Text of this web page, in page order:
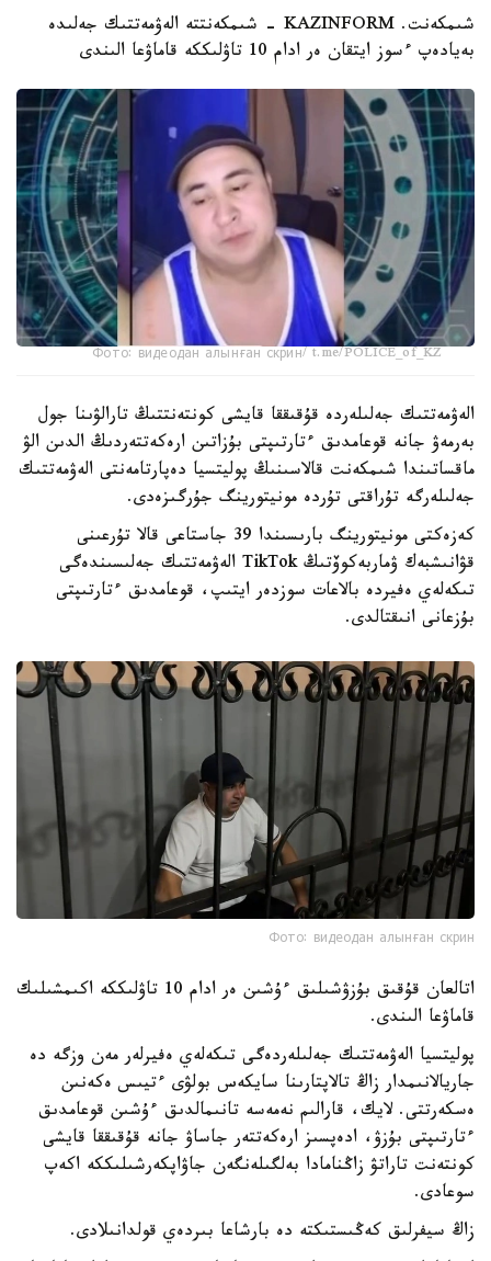
شىمكەنت. KAZINFORM - شىمكەنتتە الەۋمەتتىك جەلىدە
بەيادەپ ءسوز ايتقان ەر ادام 10 تاۋلىككە قاماۋعا الىندى
Фото: видеодан алынған скрин/ t.me/POLICE_of_KZ
الەۋمەتتىك جەلىلەردە قۇقىققا قايشى كونتەنتتىڭ تارالۋىنا جول
بەرمەۋ جانە قوعامدىق ءتارتىپتى بۇزاتىن ارەكەتتەردىڭ الدىن الۋ
ماقساتىندا شىمكەنت قالاسىنىڭ پوليتسيا دەپارتامەنتى الەۋمەتتىك
جەلىلەرگە تۇراقتى تۇردە مونيتورينگ جۇرگىزەدى.
كەزەكتى مونيتورينگ بارىسىندا 39 جاستاعى قالا تۇرعىنى
قۋانىشبەك ۋماربەكوۆتىڭ TikTok الەۋمەتتىك جەلىسىندەگى
تىكەلەي ەفيردە بالاعات سوزدەر ايتىپ، قوعامدىق ءتارتىپتى
بۇزعانى انىقتالدى.
Фото: видеодан алынған скрин
اتالعان قۇقىق بۇزۋشىلىق ءۇشىن ەر ادام 10 تاۋلىككە اكىمشىلىك
قاماۋعا الىندى.
پوليتسيا الەۋمەتتىك جەلىلەردەگى تىكەلەي ەفيرلەر مەن وزگە دە
جاريالانىمدار زاڭ تالاپتارىنا سايكەس بولۋى ءتيىس ەكەنىن
ەسكەرتتى. لايك، قارالىم نەمەسە تانىمالدىق ءۇشىن قوعامدىق
ءتارتىپتى بۇزۋ، ادەپسىز ارەكەتتەر جاساۋ جانە قۇقىققا قايشى
كونتەنت تاراتۋ زاڭنامادا بەلگىلەنگەن جاۋاپكەرشىلىككە اكەپ
سوعادى.
زاڭ سيفرلىق كەڭىستىكتە دە بارشاعا بىردەي قولدانىلادى.